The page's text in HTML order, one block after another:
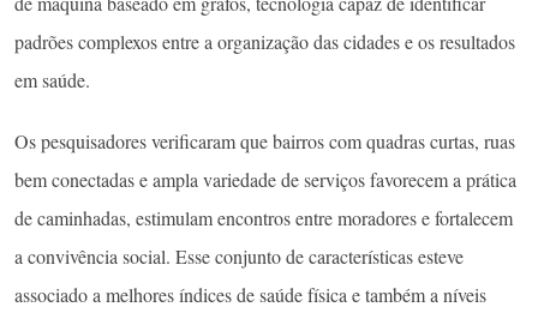
padrões complexos entre a organização das cidades e os resultados
em saúde.
Os pesquisadores verificaram que bairros com quadras curtas, ruas
bem conectadas e ampla variedade de serviços favorecem a prática
de caminhadas, estimulam encontros entre moradores e fortalecem
a convivência social. Esse conjunto de características esteve
associado a melhores índices de saúde física e também a níveis